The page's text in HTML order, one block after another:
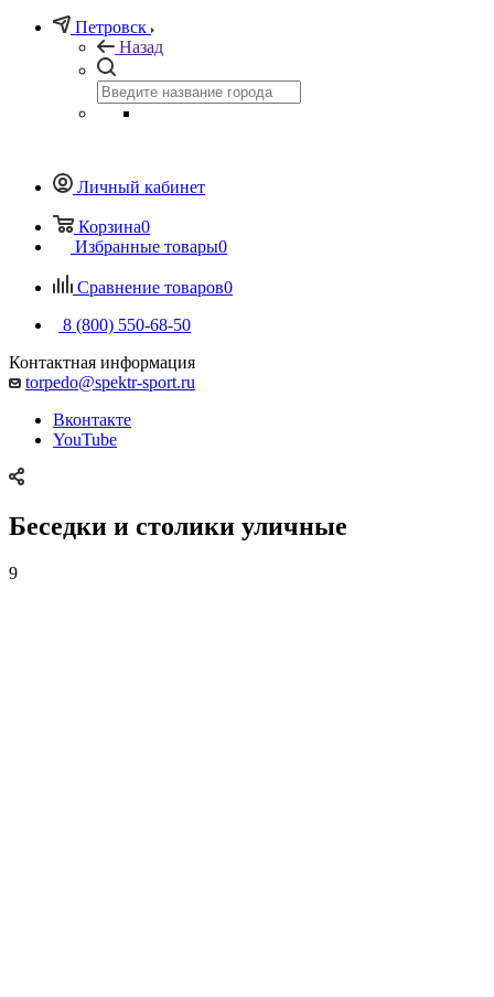
Петровск
Назад
Личный кабинет
Корзина0
Избранные товары0
Сравнение товаров0
8 (800) 550-68-50
Контактная информация
torpedo@spektr-sport.ru
Вконтакте
YouTube
Беседки и столики уличные
9